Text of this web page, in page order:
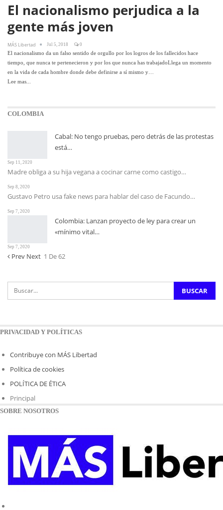
El nacionalismo perjudica a la
gente más joven
MÁS Libertad Jul 5, 2018 0
El nacionalismo da un falso sentido de orgullo por los logros de los fallecidos hace
tiempo, que nunca te pertenecieron y por los que nunca has trabajadoLlega un momento
en la vida de cada hombre donde debe definirse a sí mismo y…
Lee mas...
COLOMBIA
Cabal: No tengo pruebas, pero detrás de las protestas
está…
Sep 11, 2020
Madre obliga a su hija vegana a cocinar carne como castigo…
Sep 8, 2020
Gustavo Petro usa fake news para hablar del caso de Facundo…
Sep 7, 2020
Colombia: Lanzan proyecto de ley para crear un
«mínimo vital…
Sep 7, 2020
Prev Next 1 De 62
PRIVACIDAD Y POLÍTICAS
Contribuye con MÁS Libertad
Política de cookies
POLÍTICA DE ÉTICA
Principal
SOBRE NOSOTROS